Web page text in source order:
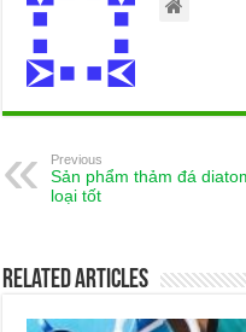
Previous
Sản phẩm thảm đá
loại tốt
Related Articles